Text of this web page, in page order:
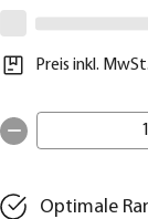
Preis inkl. MwSt.
1
Optimale